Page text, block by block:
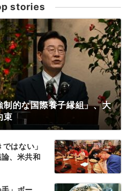
stories
制的な国際養子縁組」、大
束
はない」
、米共和